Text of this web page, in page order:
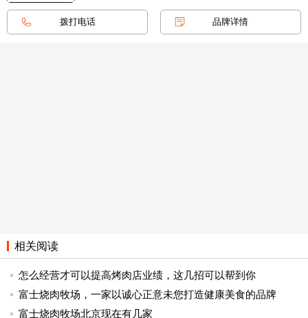
少是生菜，所以我们摆脱它。
喜欢这道美食的小伙伴不要忘记点赞转发分享哦。也欢
迎大家在评论区发表意见或分享做法，也欢迎大家关
注“GSL探索美食”，每天我都会和大家分享各种家常菜烤肉
的做法，用得 多共同食材，做让你一日三餐更美味的食
拨打电话 品牌详情
相关阅读
怎么经营才可以提高烤肉店业绩，这几招可以帮到你
富士烧肉牧场，一家以诚心正意未您打造健康美食的品牌
富士烧肉牧场北京现在有几家